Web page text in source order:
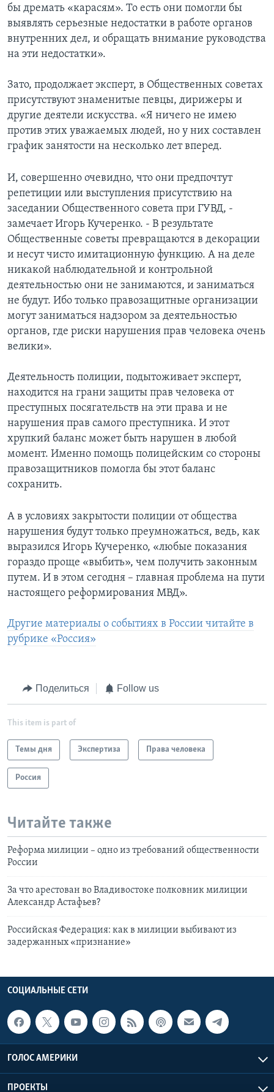
бы дремать «карасям». То есть они помогли бы
выявлять серьезные недостатки в работе органов
внутренних дел, и обращать внимание руководства
на эти недостатки».
Зато, продолжает эксперт, в Общественных советах
присутствуют знаменитые певцы, дирижеры и
другие деятели искусства. «Я ничего не имею
против этих уважаемых людей, но у них составлен
график занятости на несколько лет вперед.
И, совершенно очевидно, что они предпочтут
репетиции или выступления присутствию на
заседании Общественного совета при ГУВД, -
замечает Игорь Кучеренко. - В результате
Общественные советы превращаются в декорации
и несут чисто имитационную функцию. А на деле
никакой наблюдательной и контрольной
деятельностью они не занимаются, и заниматься
не будут. Ибо только правозащитные организации
могут заниматься надзором за деятельностью
органов, где риски нарушения прав человека очень
велики».
Деятельность полиции, подытоживает эксперт,
находится на грани защиты прав человека от
преступных посягательств на эти права и не
нарушения прав самого преступника. И этот
хрупкий баланс может быть нарушен в любой
момент. Именно помощь полицейским со стороны
правозащитников помогла бы этот баланс
сохранить.
А в условиях закрытости полиции от общества
нарушения будут только преумножаться, ведь, как
выразился Игорь Кучеренко, «любые показания
гораздо проще «выбить», чем получить законным
путем. И в этом сегодня – главная проблема на пути
настоящего реформирования МВД».
Другие материалы о событиях в России читайте в
рубрике «Россия»
Поделиться Follow us
This item is part of
Темы дня Экспертиза Права человека
Россия
Читайте также
Реформа милиции – одно из требований общественности
России
За что арестован во Владивостоке полковник милиции
Александр Астафьев?
Российская Федерация: как в милиции выбивают из
задержанных «признание»
СОЦИАЛЬНЫЕ СЕТИ
ГОЛОС АМЕРИКИ
ПРОЕКТЫ